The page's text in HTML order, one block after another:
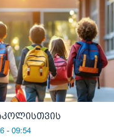
- 09:54